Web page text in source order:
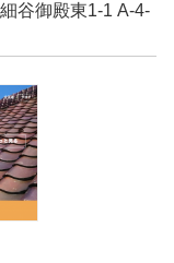
谷御殿東1-1 A-4-